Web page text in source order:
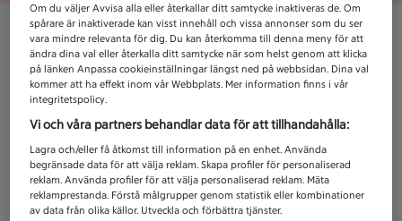
Om du väljer Avvisa alla eller återkallar ditt samtycke inaktiveras de. Om
spårare är inaktiverade kan visst innehåll och vissa annonser som du ser
vara mindre relevanta för dig. Du kan återkomma till denna meny för att
ändra dina val eller återkalla ditt samtycke när som helst genom att klicka
på länken Anpassa cookieinställningar längst ned på webbsidan. Dina val
kommer att ha effekt inom vår Webbplats. Mer information finns i vår
integritetspolicy.
Vi och våra partners behandlar data för att tillhandahålla:
Lagra och/eller få åtkomst till information på en enhet. Använda
begränsade data för att välja reklam. Skapa profiler för personaliserad
reklam. Använda profiler för att välja personaliserad reklam. Mäta
reklamprestanda. Förstå målgrupper genom statistik eller kombinationer
av data från olika källor. Utveckla och förbättra tjänster.